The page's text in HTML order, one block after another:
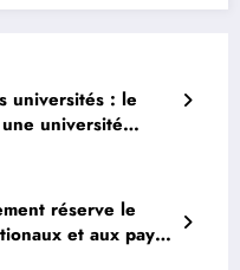
universités : le
université
réserve le
et aux pays